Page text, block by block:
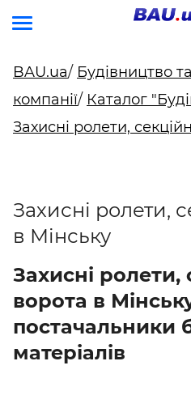
BAU.ua/ Будівництво
компанії/ Каталог
Захисні ролети,
Захисні ролети,
в Мінську
Захисні ролети,
ворота в
постачальники
матеріалів